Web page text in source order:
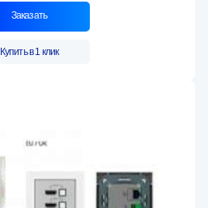
Заказать
Купить в 1 клик